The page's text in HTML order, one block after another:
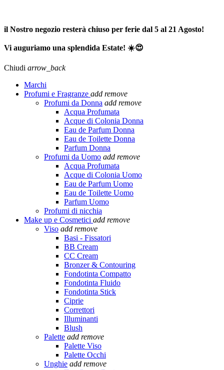
il Nostro negozio resterà chiuso per ferie dal 5 al 21 Agosto!
Vi auguriamo una splendida Estate! ☀️😍
Chiudi arrow_back
Marchi
Profumi e Fragranze add remove
Profumi da Donna add remove
Acqua Profumata
Acque di Colonia Donna
Eau de Parfum Donna
Eau de Toilette Donna
Parfum Donna
Profumi da Uomo add remove
Acqua Profumata
Acque di Colonia Uomo
Eau de Parfum Uomo
Eau de Toilette Uomo
Parfum Uomo
Profumi di nicchia
Make up e Cosmetici add remove
Viso add remove
Basi - Fissatori
BB Cream
CC Cream
Bronzer & Contouring
Fondotinta Compatto
Fondotinta Fluido
Fondotinta Stick
Ciprie
Correttori
Illuminanti
Blush
Palette add remove
Palette Viso
Palette Occhi
Unghie add remove